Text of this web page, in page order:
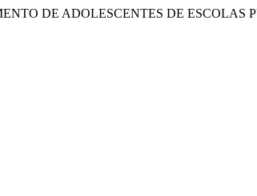
DE ADOLESCENTES DE